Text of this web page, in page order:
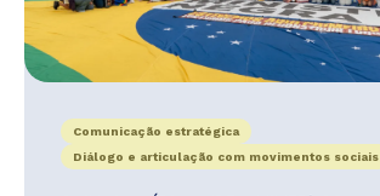
Comunicação estratégica
Diálogo e articulação com movimentos sociais